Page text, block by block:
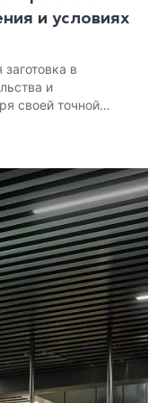
и условиях
в
и
своей точной